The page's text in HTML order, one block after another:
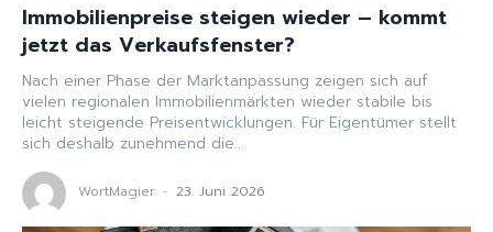
Immobilienpreise steigen wieder – kommt
jetzt das Verkaufsfenster?
Nach einer Phase der Marktanpassung zeigen sich auf
vielen regionalen Immobilienmärkten wieder stabile bis
leicht steigende Preisentwicklungen. Für Eigentümer stellt
sich deshalb zunehmend die...
WortMagier - 23. Juni 2026